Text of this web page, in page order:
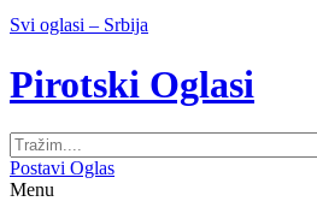
Svi oglasi – Srbija
Pirotski Oglasi
Postavi Oglas
Menu